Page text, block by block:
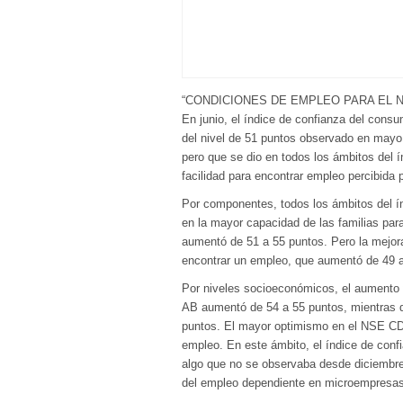
“CONDICIONES DE EMPLEO PARA EL
En junio, el índice de confianza del
del nivel de 51 puntos observado en
pero que se dio en todos los ámbitos del
facilidad para encontrar empleo percibida
Por componentes, todos los ámbitos del
en la mayor capacidad de las familias
aumentó de 51 a 55 puntos. Pero la
encontrar un empleo, que aumentó de
Por niveles socioeconómicos, el
AB aumentó de 54 a 55 puntos,
puntos. El mayor optimismo en el NSE
empleo. En este ámbito, el índice de
algo que no se observaba desde
del empleo dependiente en